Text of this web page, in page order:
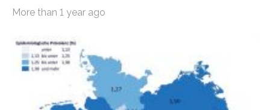
Bundesinstitut für Bevölkerungsforschung (BiB)
gesamten Einkommen zwischen 1990 und 2020 für
unterschiedliche Einkommensgruppen sowie für in
Deutschland geborene Menschen und Zugewanderte
verändert hat. Das Ergebnis: Während Personen mit
hohen Einkommen (oberstes Quintil der Verteilung der
More than 1 year ago